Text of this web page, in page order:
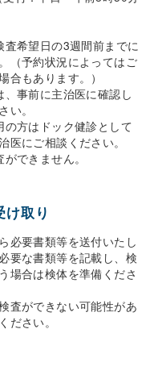
希望日の3週間前までに
（予約状況によってはご
合もあります。）
事前に主治医に確認し
い。
方はドック健診として
医にご相談ください。
できません。
け取り
必要書類等を送付いたし
要な書類等を記載し、検
場合は検体を準備くださ
査ができない可能性があ
ださい。